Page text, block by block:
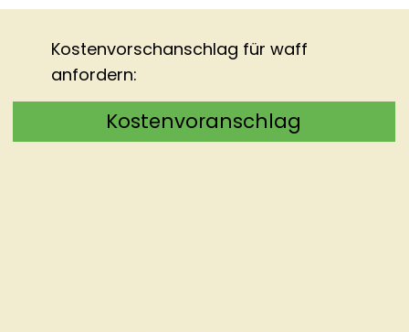
Kostenvorschanschlag für waff
anfordern:
Kostenvoranschlag